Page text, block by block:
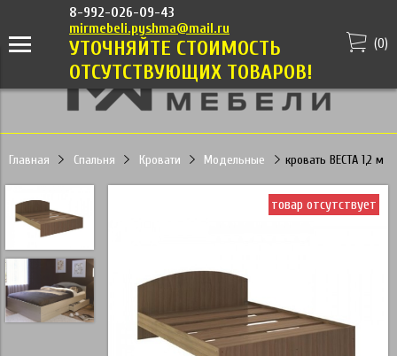
8-992-026-09-43
mirmebeli.pyshma@mail.ru
УТОЧНЯЙТЕ СТОИМОСТЬ
ОТСУТСТВУЮЩИХ ТОВАРОВ!
(0)
Главная Спальня Кровати Модельные кровать ВЕСТА 1,2 м
товар отсутствует